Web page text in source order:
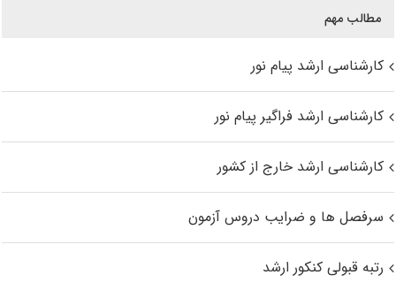
مطالب مهم
کارشناسی ارشد پیام نور
کارشناسی ارشد فراگیر پیام نور
کارشناسی ارشد خارج از کشور
سرفصل ها و ضرایب دروس آزمون
رتبه قبولی کنکور ارشد